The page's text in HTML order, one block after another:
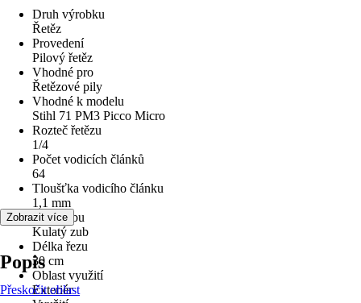
Druh výrobku
Řetěz
Provedení
Pilový řetěz
Vhodné pro
Řetězové pily
Vhodné k modelu
Stihl 71 PM3 Picco Micro
Rozteč řetězu
1/4
Počet vodicích článků
64
Tloušťka vodicího článku
1,1 mm
Tvar zubu
Kulatý zub
Délka řezu
30 cm
Oblast využití
Exteriér
Zobrazit více
Popis
Přeskočit oblast